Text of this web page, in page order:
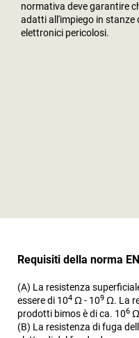
normativa deve garantire
adatti all'impiego in stanze
elettronici pericolosi.
Requisiti della norma
(A) La resistenza
essere di 104 Ω - 109 Ω. La
prodotti bimos è di ca. 106
(B) La resistenza di fuga